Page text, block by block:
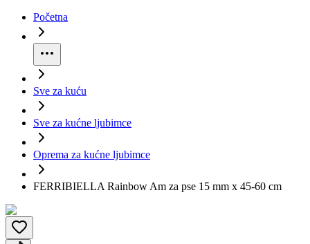
Početna
Sve za kuću
Sve za kućne ljubimce
Oprema za kućne ljubimce
FERRIBIELLA Rainbow Am za pse 15 mm x 45-60 cm